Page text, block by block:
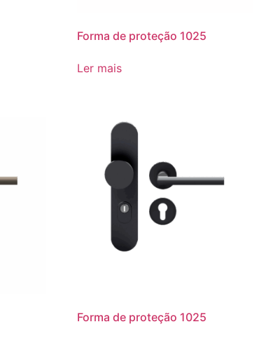
Forma de proteção 1025
Ler mais
Forma de proteção 1025